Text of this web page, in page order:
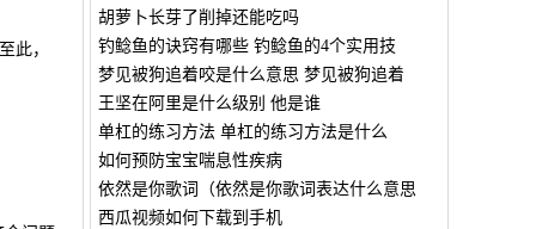
此，
胡萝卜长芽了削掉还能吃吗
钓鲶鱼的诀窍有哪些 钓鲶鱼的4个实用技
梦见被狗追着咬是什么意思 梦见被狗追着
王坚在阿里是什么级别 他是谁
单杠的练习方法 单杠的练习方法是什么
如何预防宝宝喘息性疾病
依然是你歌词（依然是你歌词表达什么意思
西瓜视频如何下载到手机